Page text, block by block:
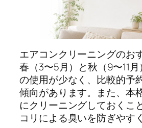
エアコンクリーニングのお
春（3〜5月）と秋（9〜11
の使用が少なく、比較的予
傾向があります。また、本
にクリーニングしておくこ
コリによる臭いを防ぎやす